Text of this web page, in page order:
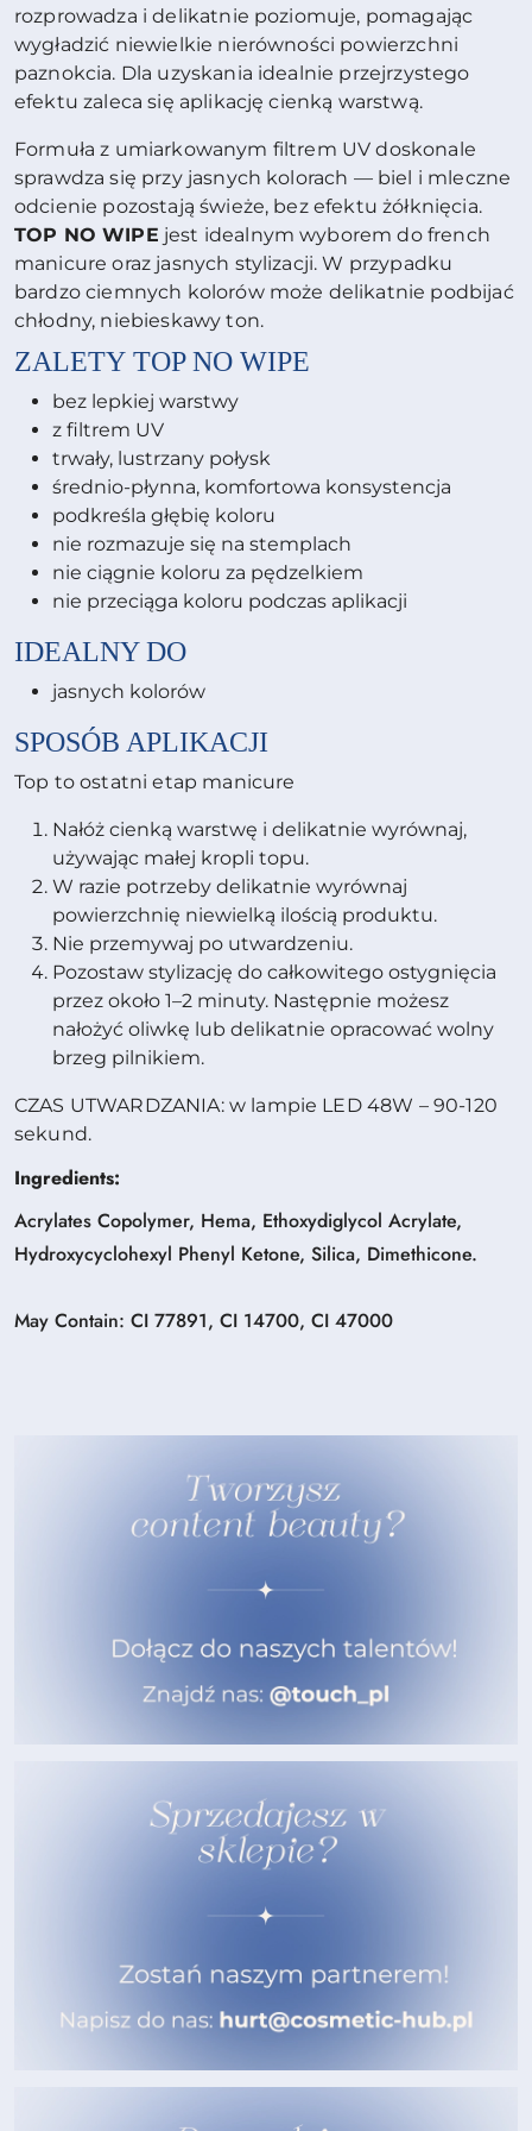
rozprowadza i delikatnie poziomuje, pomagając
wygładzić niewielkie nierówności powierzchni
paznokcia. Dla uzyskania idealnie przejrzystego
efektu zaleca się aplikację cienką warstwą.
Formuła z umiarkowanym filtrem UV doskonale
sprawdza się przy jasnych kolorach — biel i mleczne
odcienie pozostają świeże, bez efektu żółknięcia.
TOP NO WIPE jest idealnym wyborem do french
manicure oraz jasnych stylizacji. W przypadku
bardzo ciemnych kolorów może delikatnie podbijać
chłodny, niebieskawy ton.
ZALETY TOP NO WIPE
bez lepkiej warstwy
z filtrem UV
trwały, lustrzany połysk
średnio-płynna, komfortowa konsystencja
podkreśla głębię koloru
nie rozmazuje się na stemplach
nie ciągnie koloru za pędzelkiem
nie przeciąga koloru podczas aplikacji
IDEALNY DO
jasnych kolorów
SPOSÓB APLIKACJI
Top to ostatni etap manicure
Nałóż cienką warstwę i delikatnie wyrównaj,
używając małej kropli topu.
W razie potrzeby delikatnie wyrównaj
powierzchnię niewielką ilością produktu.
Nie przemywaj po utwardzeniu.
Pozostaw stylizację do całkowitego ostygnięcia
przez około 1–2 minuty. Następnie możesz
nałożyć oliwkę lub delikatnie opracować wolny
brzeg pilnikiem.
CZAS UTWARDZANIA: w lampie LED 48W – 90-120
sekund.
Ingredients:
Acrylates Copolymer, Hema, Ethoxydiglycol Acrylate,
Hydroxycyclohexyl Phenyl Ketone, Silica, Dimethicone.
May Contain: CI 77891, CI 14700, CI 47000